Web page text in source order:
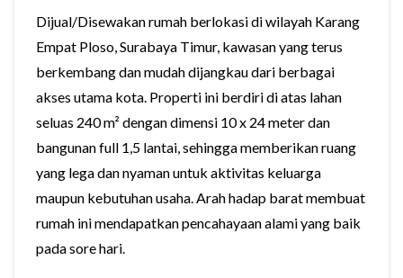
Dijual/Disewakan rumah berlokasi di wilayah Karang
Empat Ploso, Surabaya Timur, kawasan yang terus
berkembang dan mudah dijangkau dari berbagai
akses utama kota. Properti ini berdiri di atas lahan
seluas 240 m² dengan dimensi 10 x 24 meter dan
bangunan full 1,5 lantai, sehingga memberikan ruang
yang lega dan nyaman untuk aktivitas keluarga
maupun kebutuhan usaha. Arah hadap barat membuat
rumah ini mendapatkan pencahayaan alami yang baik
pada sore hari.